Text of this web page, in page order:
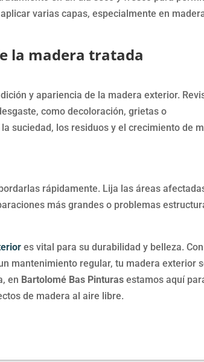
varias capas, especialmente en
la madera tratada
y apariencia de la madera exterior.
como decoloración, grietas o
suciedad, los residuos y el crecimiento de
rápidamente. Lija las áreas
más grandes o problemas
es vital para su durabilidad y belleza.
mantenimiento regular, tu madera exterior
en Bartolomé Bas Pinturas estamos aquí
de madera al aire libre.